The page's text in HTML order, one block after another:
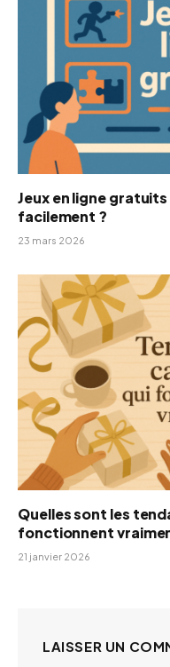
Jeux en ligne
facilement ?
23 mars 2026
Quelles sont les
fonctionnent
21 janvier 2026
LAISSER UN